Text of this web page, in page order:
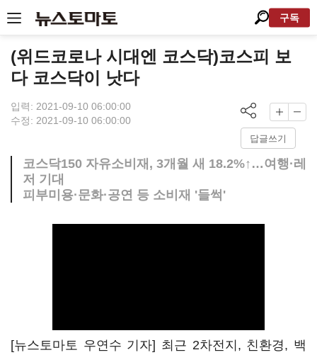
구독
(위드코로나 시대엔 코스닥)코스피 보
다 코스닥이 낫다
입력: 2021-09-10 06:00:00
수정: 2021-09-10 06:00:00
답글쓰기
코스닥150 자유소비재, 3개월 새 18.2%↑…여행·레
저 기대
피부미용·문화·공연 등 소비재 '들썩'
[뉴스토마토 우연수 기자] 최근 2차전지, 친환경, 백